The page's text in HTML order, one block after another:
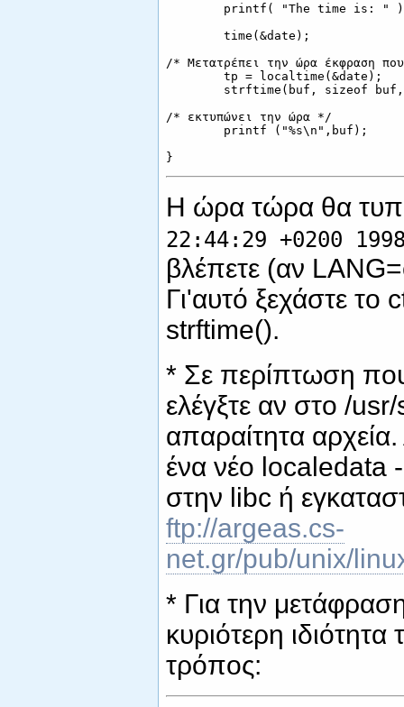
printf( "The time is: "
        time(&date);
/* Μετατρέπει την ώρα έκφραση
        tp = localtime(&date);
strftime(buf, sizeof
/* εκτυπώνει την ώρα */
        printf ("%s\n",buf);
Η ώρα τώρα θα
22:44:29 +0200
βλέπετε (αν
Γι'αυτό ξεχάστε το
strftime().
* Σε περίπτωση που
ελέγξτε αν στο /
απαραίτητα
ένα νέο localedata
στην libc ή
ftp://argeas.cs-
net.gr/pub/unix/
* Για την
κυριότερη
τρόπος: